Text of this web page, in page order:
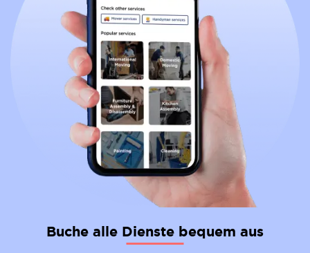
Buche alle Dienste bequem aus